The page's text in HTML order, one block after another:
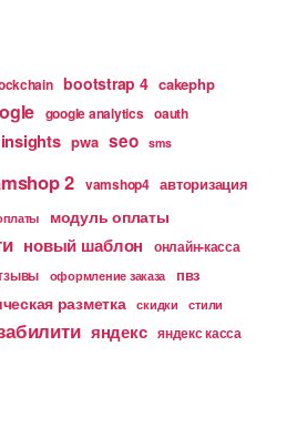
bootstrap 4 cakephp
google analytics oauth
pwa seo sms
2 vamshop4 авторизация
модуль оплаты
новый шаблон онлайн-касса
оформление заказа пвз
разметка скидки стили
яндекс яндекс касса